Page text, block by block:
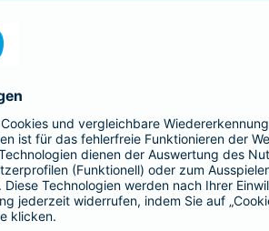
im Überblick